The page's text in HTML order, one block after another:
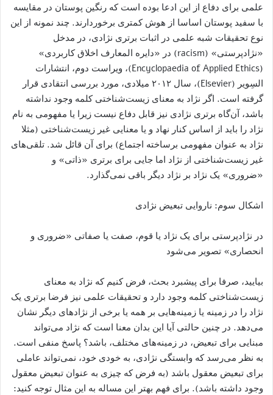
علمی برای دفاع از این ادعا بوده است که رنگین پوستان در مقایسه
با سفید پوستان اساسا از هوش کمتری برخوردارند. چند نمونه از این
نوع تحقیقات شبه علمی در اثبات برتری نژادی، در مدخل
«نژادپرستی» (racism) در «دایره المعارف اخلاق کاربردی»
(Encyclopaedia of Applied Ethics)، ویراست دوم، انتشارات
السِویر (Elsevier)، سال ۲۰۱۲ میلادی، مورد بررسی انتقادی قرار
گرفته است. اگر نژاد به معنای زیست‌شناختی کلمه وجود نداشته
باشد، آن‌گاه برتری نژادی نیز قابل دفاع نیست زیرا یا مفهومی به نام
نژاد را باید از اساس کنار نهاد و یا معنایی غیر زیست‌شناختی (مثلا
نژاد به عنوان مفهومی برساخته‌ اجتماع) برای آن قائل شد. تلقی‌های
غیر زیست‌شناختی از نژاد اما جایی برای برتری «ذاتی» و
«ضروری» یک نژاد بر نژاد دیگر باقی نمی‌گذارد.
اشکال سوم: ناروایی تبعیض نژادی
در نژادپرستی برای یک نژاد یا قوم، صفت یا صفاتی «ضروری و
انحصاری» تصویر می‌شود
بیایید، صرفا برای پیشبرد بحث، فرض کنیم که نژاد به معنای
زیست‌شناختی کلمه وجود دارد و تحقیقات علمی نیز فرضا برتری یک
نژاد را در زمینه یا زمینه‌هایی بر همه یا برخی از نژاد‌های دیگر نشان
می‌دهد. در چنین حالتی آیا این بدان معنا است که نژاد می‌تواند
مبنایی برای تبعیض، در زمینه‌های مختلف، باشد؟ پاسخ منفی است.
به نظر می‌رسد که وابستگی نژادی، به خودی خود، نمی‌تواند عاملی
برای تبعیض معقول باشد (به فرض که چیزی به عنوان تبعیض معقول
وجود داشته باشد). برای فهم بهتر این مساله به این مثال توجه کنید: